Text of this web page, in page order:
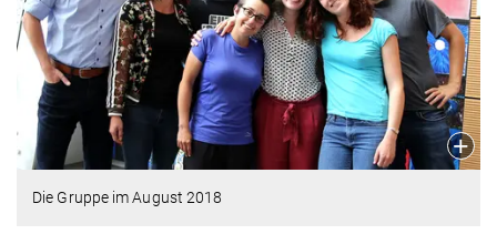
Die Gruppe im August 2018